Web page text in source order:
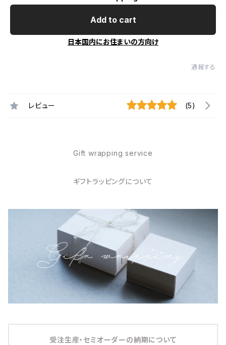
Add to cart
日本国内にお住まいの方向け
通報する
レビュー (5)
Gift wrapping service
ギフトラッピングについて
受注生産・セミオーダーの納期について